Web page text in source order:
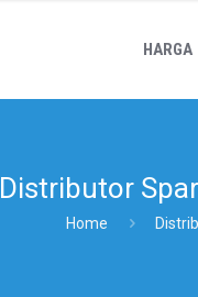
HARGA
Distributor
Home